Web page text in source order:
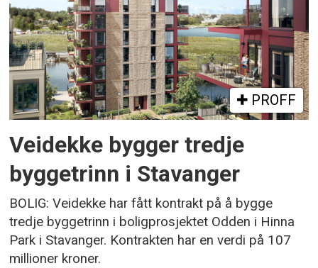
PROFF
Veidekke bygger tredje
byggetrinn i Stavanger
BOLIG: Veidekke har fått kontrakt på å bygge
tredje byggetrinn i boligprosjektet Odden i Hinna
Park i Stavanger. Kontrakten har en verdi på 107
millioner kroner.